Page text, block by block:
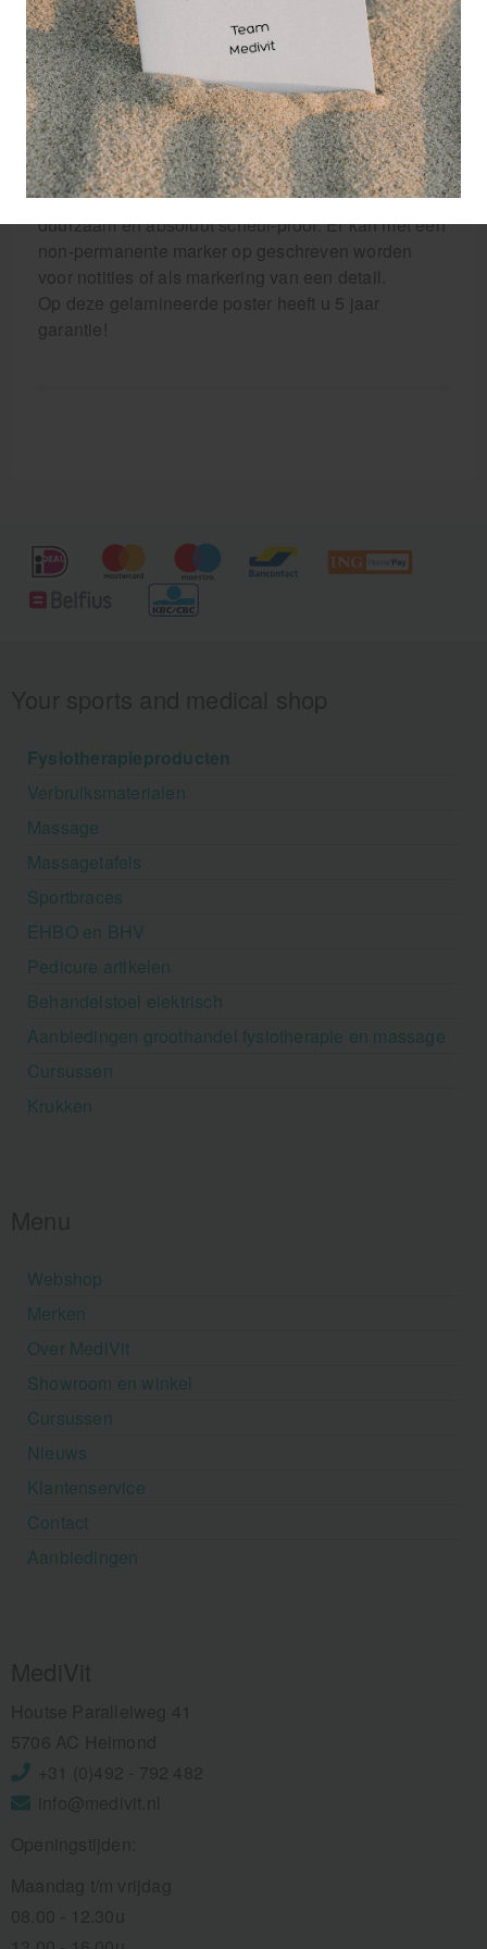
engels.
De anatomie poster heeft een hard plastic onder- en
bovenlijst en een ophangring.
De anatomie poster is uitermate geschikt voor
educatieve en decoratieve doeleinden. Tevens
geschikt voor educatief gebruik in
opleidingsinstellingen.
Gelamineerde anatomie posters zijn extreem
duurzaam en absoluut scheur-proof. Er kan met een
non-permanente marker op geschreven worden
voor notities of als markering van een detail.
Op deze gelamineerde poster heeft u 5 jaar
garantie!
Fysiotherapieproducten
Verbruiksmaterialen
Massage
Massagetafels
Sportbraces
EHBO en BHV
Pedicure artikelen
Behandelstoel elektrisch
Aanbiedingen groothandel fysiotherapie en massage
Cursussen
Krukken
Webshop
Merken
Over MediVit
Showroom en winkel
Cursussen
Nieuws
Klantenservice
Contact
Aanbiedingen